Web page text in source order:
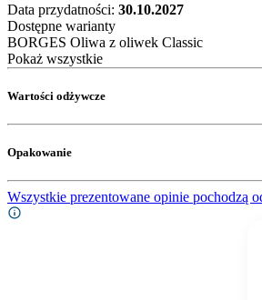
Data przydatności: 30.10.2027
Dostępne warianty
BORGES Oliwa z oliwek Classic
Pokaż wszystkie
Wartości odżywcze
Opakowanie
Wszystkie prezentowane opinie pochodzą